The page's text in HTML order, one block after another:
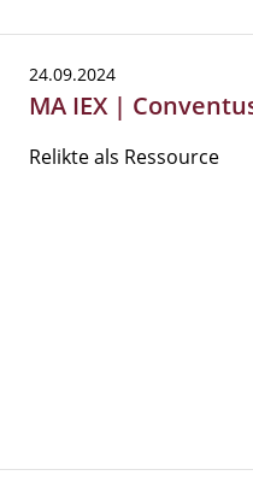
24.09.2024
MA IEX |
Relikte als Ressource